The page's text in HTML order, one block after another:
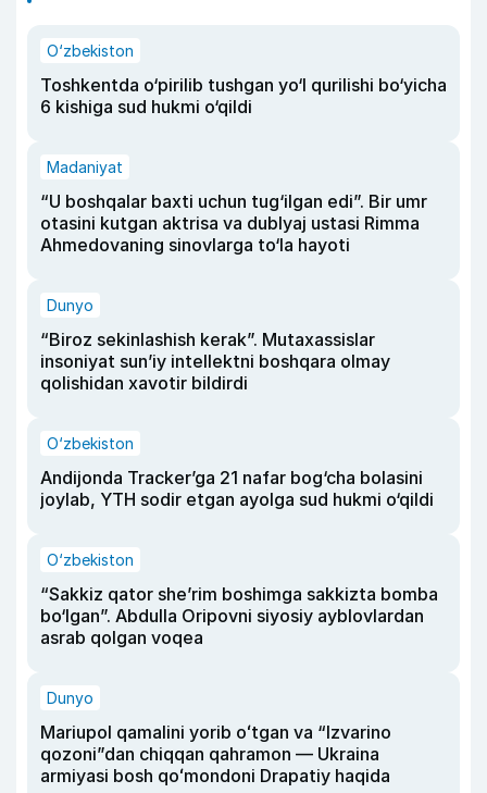
O‘zbekiston
Toshkentda o‘pirilib tushgan yo‘l qurilishi bo‘yicha
6 kishiga sud hukmi o‘qildi
Madaniyat
“U boshqalar baxti uchun tug‘ilgan edi”. Bir umr
otasini kutgan aktrisa va dublyaj ustasi Rimma
Ahmedovaning sinovlarga to‘la hayoti
Dunyo
“Biroz sekinlashish kerak”. Mutaxassislar
insoniyat sun’iy intellektni boshqara olmay
qolishidan xavotir bildirdi
O‘zbekiston
Andijonda Tracker’ga 21 nafar bog‘cha bolasini
joylab, YTH sodir etgan ayolga sud hukmi o‘qildi
O‘zbekiston
“Sakkiz qator she’rim boshimga sakkizta bomba
bo‘lgan”. Abdulla Oripovni siyosiy ayblovlardan
asrab qolgan voqea
Dunyo
Mariupol qamalini yorib oʻtgan va “Izvarino
qozoni”dan chiqqan qahramon — Ukraina
armiyasi bosh qoʻmondoni Drapatiy haqida